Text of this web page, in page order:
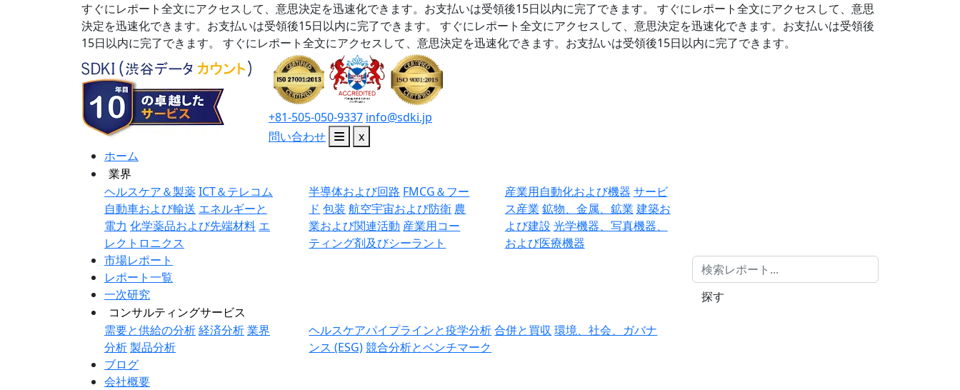
すぐにレポート全文にアクセスして、意思決定を迅速化できます。お支払いは受領後15日以内に完了できます。
すぐにレポート全文にアクセスして、意思
決定を迅速化できます。お支払いは受領後15日以内に完了できます。
すぐにレポート全文にアクセスして、意思決定を迅速化できます。お支払いは受領後
15日以内に完了できます。
すぐにレポート全文にアクセスして、意思決定を迅速化できます。お支払いは受領後15日以内に完了できます。
+81-505-050-9337 info@sdki.jp
問い合わせ
x
ホーム
業界
ヘルスケア＆製薬ICT＆テレコム
自動車および輸送 エネルギーと
電力 化学薬品および先端材料 エ
レクトロニクス
半導体および回路 FMCG＆フー
ド 包装 航空宇宙および防衛 農
業および関連活動 産業用コー
ティング剤及びシーラント
産業用自動化および機器 サービ
ス産業 鉱物、金属、鉱業 建築お
よび建設 光学機器、写真機器、
および医療機器
市場レポート
レポート一覧
一次研究
コンサルティングサービス
需要と供給の分析経済分析業界
分析製品分析
ヘルスケアパイプラインと疫学分析合併と買収 環境、社会、ガバナ
ンス (ESG)競合分析とベンチマーク
ブログ
会社概要
探す